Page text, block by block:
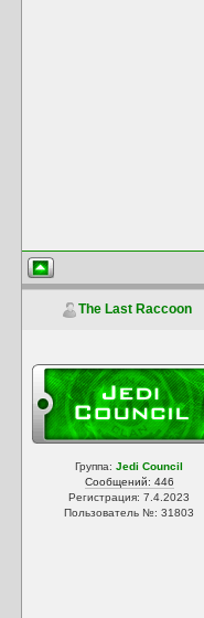
The Last Raccoon
Группа:Jedi Council
Сообщений: 446
Регистрация: 7.4.2023
Пользователь №: 31803